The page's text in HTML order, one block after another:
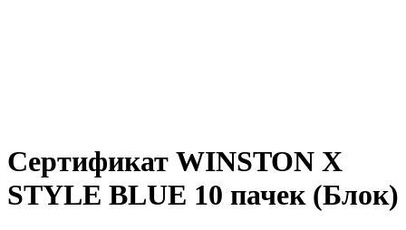
Сертификат WINSTON X
STYLE BLUE 10 пачек (Блок)